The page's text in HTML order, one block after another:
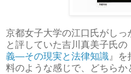
京都女子大学の江口氏がし
と評していた吉川真美子氏の
義―その現実と法律知識』を
料のような感じで、どちら